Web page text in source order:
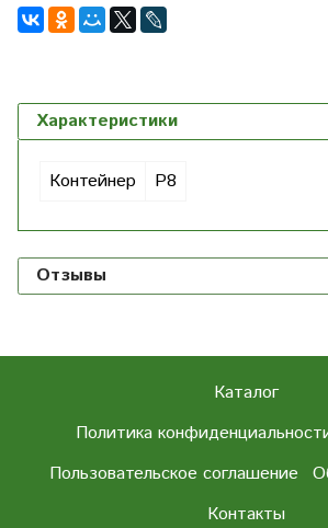
Характеристики
Контейнер Р8
Отзывы
Каталог
Политика
Пользовательское соглашение
Контакты